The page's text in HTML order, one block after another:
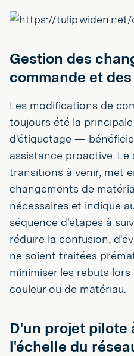
Gestion des
commande et
Les modifications de
toujours été la
d'étiquetage —
assistance proactive. Le
transitions à venir, met
changements de
nécessaires et indique
séquence d'étapes à
réduire la confusion,
ne soient traitées
minimiser les rebuts
couleur ou de matériau.
D'un projet pilote
l'échelle du